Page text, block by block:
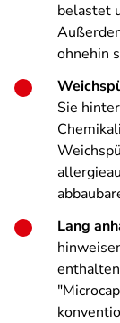
belastet
ohnehin
Sie
Lang